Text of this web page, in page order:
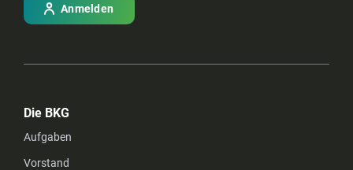
Anmelden
Die BKG
Aufgaben
Vorstand